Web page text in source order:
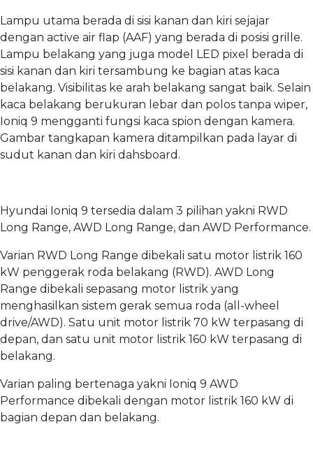
Lampu utama berada di sisi kanan dan kiri sejajar
dengan active air flap (AAF) yang berada di posisi grille.
Lampu belakang yang juga model LED pixel berada di
sisi kanan dan kiri tersambung ke bagian atas kaca
belakang. Visibilitas ke arah belakang sangat baik. Selain
kaca belakang berukuran lebar dan polos tanpa wiper,
Ioniq 9 mengganti fungsi kaca spion dengan kamera.
Gambar tangkapan kamera ditampilkan pada layar di
sudut kanan dan kiri dahsboard.
Hyundai Ioniq 9 tersedia dalam 3 pilihan yakni RWD
Long Range, AWD Long Range, dan AWD Performance.
Varian RWD Long Range dibekali satu motor listrik 160
kW penggerak roda belakang (RWD). AWD Long
Range dibekali sepasang motor listrik yang
menghasilkan sistem gerak semua roda (all-wheel
drive/AWD). Satu unit motor listrik 70 kW terpasang di
depan, dan satu unit motor listrik 160 kW terpasang di
belakang.
Varian paling bertenaga yakni Ioniq 9 AWD
Performance dibekali dengan motor listrik 160 kW di
bagian depan dan belakang.